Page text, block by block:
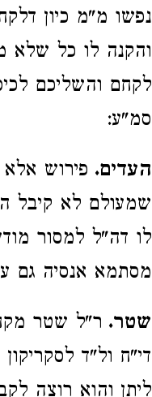
נפשו מ"מ כיון
והקנה לו כל שלא
לקחם והשליכם
סמ"ע:
העדים. פירוש
שמעולם לא קיבל
לו דה"ל למסור
מסתמא אנסיה גם
שטר. ר"ל שטר
די"ח ול"ד